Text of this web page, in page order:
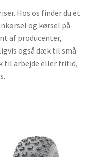
Hos os finder du et
og kørsel på
af producenter,
også dæk til små
til arbejde eller fritid,